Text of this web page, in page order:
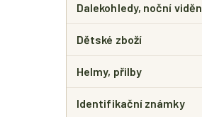
Dalekohledy, noční
Dětské zboží
Helmy, přilby
Identifikační známky